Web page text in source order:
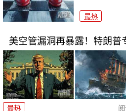
最热
美空管漏洞再暴露！特朗普
最热